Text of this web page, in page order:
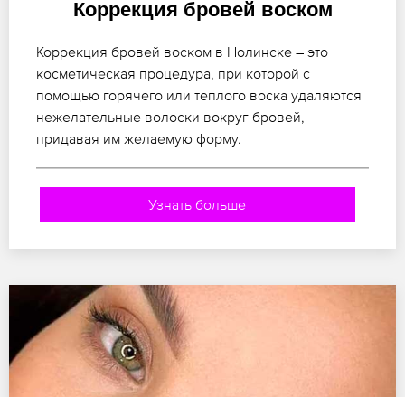
Коррекция бровей воском
Коррекция бровей воском в Нолинске – это
косметическая процедура, при которой с
помощью горячего или теплого воска удаляются
нежелательные волоски вокруг бровей,
придавая им желаемую форму.
Узнать больше